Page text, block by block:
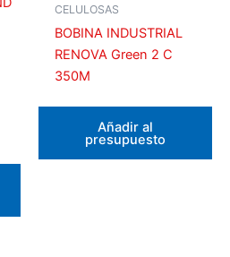
CELULOSAS
BOBINA INDUSTRIAL
RENOVA Green 2 C
350M
Añadir al
presupuesto